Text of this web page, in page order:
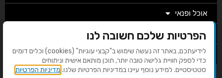
אוכל ופנאי
מגזין
מערכת
הפרטיות שלכם חשובה לנו
לידיעתכם, באתר זה נעשה שימוש ב"קבצי עוגיות" (cookies) וכלים דומים
כדי לספק חוויית גלישה טובה יותר, תוכן מותאם אישית וניתוחים
סטטיסטיים. למידע נוסף עיינו במדיניות הפרטיות שלנו. מדיניות הפרטיות